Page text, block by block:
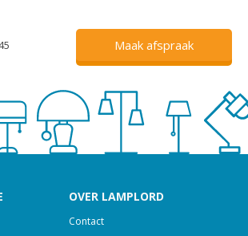
Maak afspraak
OVER LAMPLORD
Contact